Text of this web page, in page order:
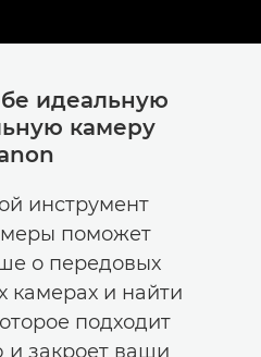
идеальную
камеру
инструмент
поможет
о передовых
камерах и найти
подходит
и закроет ваши